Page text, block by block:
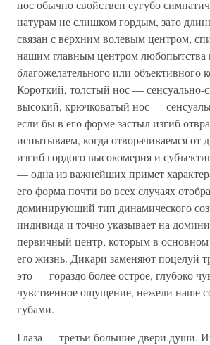
нос обычно свойствен сугубо
натурам не слишком гордым, зато
связан с верхним волевым центром,
нашим главным центром любопытства
благожелательного или объективного
Короткий, толстый нос — сенсуально-
высокий, крючковатый нос —
если бы в его форме застыл изгиб
испытываем, когда отворачиваемся от
изгиб гордого высокомерия и
— одна из важнейших примет
его форма почти во всех случаях
доминирующий тип динамического
индивида и точно указывает на
первичный центр, которым в основном
его жизнь. Дикари заменяют поцелуй
это — гораздо более острое, глубоко
чувственное ощущение, нежели наше
губами.
Глаза — третьи большие двери души.